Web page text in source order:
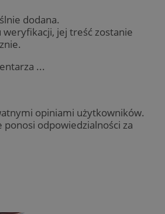
dodana.
jej treść zostanie
...
opiniami użytkowników.
odpowiedzialności za